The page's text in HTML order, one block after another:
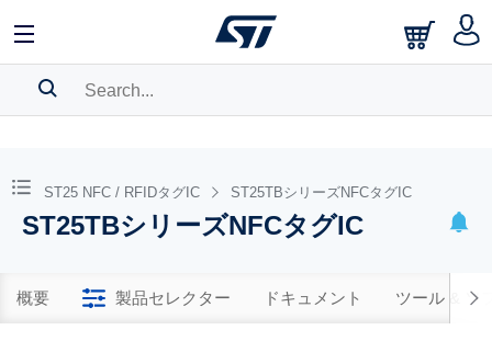
BOOKMARK
Pleaselog into show your saved searches.
ST25 NFC / RFIDタグIC ST25TBシリーズNFCタグIC
ST25TBシリーズNFCタグIC
概要 製品セレクター ドキュメント ツール & ソ